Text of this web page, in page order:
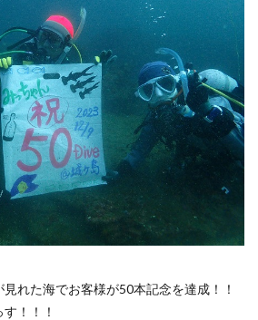
れた海でお客様が50本記念を達成！！
！！！